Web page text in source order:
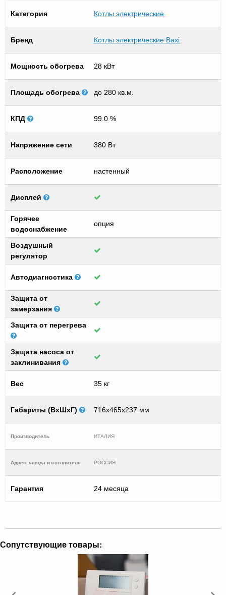
Категория Котлы электрические
Бренд Котлы электрические Baxi
Мощность обогрева 28 кВт
Площадь обогрева до 280 кв.м.
КПД 99.0 %
Напряжение сети 380 Вт
Расположение настенный
Дисплей
Горячее
водоснабжение
опция
Воздушный
регулятор
Автодиагностика
Защита от
замерзания
Защита от перегрева
Защита насоса от
заклинивания
Вес 35 кг
Габариты (ВхШхГ) 716x465x237 мм
Производитель ИТАЛИЯ
Адрес завода изготовителя РОССИЯ
Гарантия 24 месяца
Сопутствующие товары: